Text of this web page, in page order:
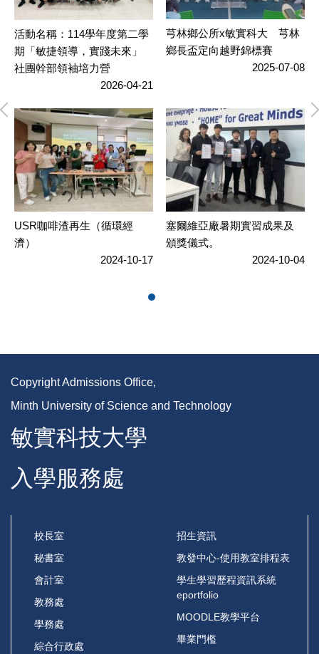
活動名稱：114學年度第二學
期「敏捷領導，實踐未來」
社團幹部領袖培力營
2026-04-21
芎林鄉公所x敏實科大 芎林
鄉長盃定向越野錦標賽
2025-07-08
USR咖啡渣再生（循環經
濟）
2024-10-17
塞爾維亞廠暑期實習成果及
頒獎儀式。
2024-10-04
Copyright Admissions Office,
Minth University of Science and Technology
敏實科技大學
入學服務處
校長室
秘書室
會計室
教務處
學務處
綜合行政處
招生資訊
教發中心-使用教室排程表
學生學習歷程資訊系統
eportfolio
MOODLE教學平台
畢業門檻